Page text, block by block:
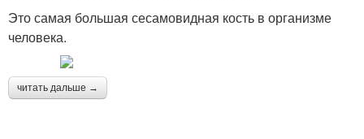
Это самая большая сесамовидная кость в организме
человека.
читать дальше →